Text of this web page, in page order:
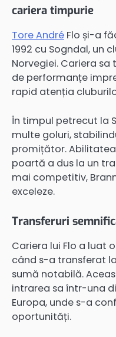
cariera timpurie
Tore André Flo și-a
1992 cu Sogndal, un
Norvegiei. Cariera
de performanțe
rapid atenția
În timpul petrecut la
multe goluri,
promițător.
poartă a dus la un
mai competitiv,
exceleze.
Transferuri
Cariera lui Flo a luat
când s-a transferat
sumă notabilă.
intrarea sa într-una
Europa, unde s-a
oportunități.